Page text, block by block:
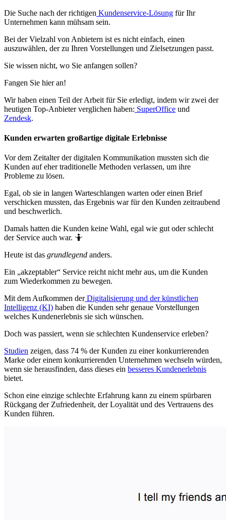
Die Suche nach der richtigen Kundenservice-Lösung für Ihr
Unternehmen kann mühsam sein.
Bei der Vielzahl von Anbietern ist es nicht einfach, einen
auszuwählen, der zu Ihren Vorstellungen und Zielsetzungen passt.
Sie wissen nicht, wo Sie anfangen sollen?
Fangen Sie hier an!
Wir haben einen Teil der Arbeit für Sie erledigt, indem wir zwei der
heutigen Top-Anbieter verglichen haben: SuperOffice und
Zendesk.
Kunden erwarten großartige digitale Erlebnisse
Vor dem Zeitalter der digitalen Kommunikation mussten sich die
Kunden auf eher traditionelle Methoden verlassen, um ihre
Probleme zu lösen.
Egal, ob sie in langen Warteschlangen warten oder einen Brief
verschicken mussten, das Ergebnis war für den Kunden zeitraubend
und beschwerlich.
Damals hatten die Kunden keine Wahl, egal wie gut oder schlecht
der Service auch war. 🤷
Heute ist das grundlegend anders.
Ein „akzeptabler“ Service reicht nicht mehr aus, um die Kunden
zum Wiederkommen zu bewegen.
Mit dem Aufkommen der Digitalisierung und der künstlichen
Intelligenz (KI) haben die Kunden sehr genaue Vorstellungen
welches Kundenerlebnis sie sich wünschen.
Doch was passiert, wenn sie schlechten Kundenservice erleben?
Studien zeigen, dass 74 % der Kunden zu einer konkurrierenden
Marke oder einem konkurrierenden Unternehmen wechseln würden,
wenn sie herausfinden, dass dieses ein besseres Kundenerlebnis
bietet.
Schon eine einzige schlechte Erfahrung kann zu einem spürbaren
Rückgang der Zufriedenheit, der Loyalität und des Vertrauens des
Kunden führen.